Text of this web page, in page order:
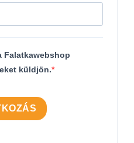
Falatkawebshop
küldjön.